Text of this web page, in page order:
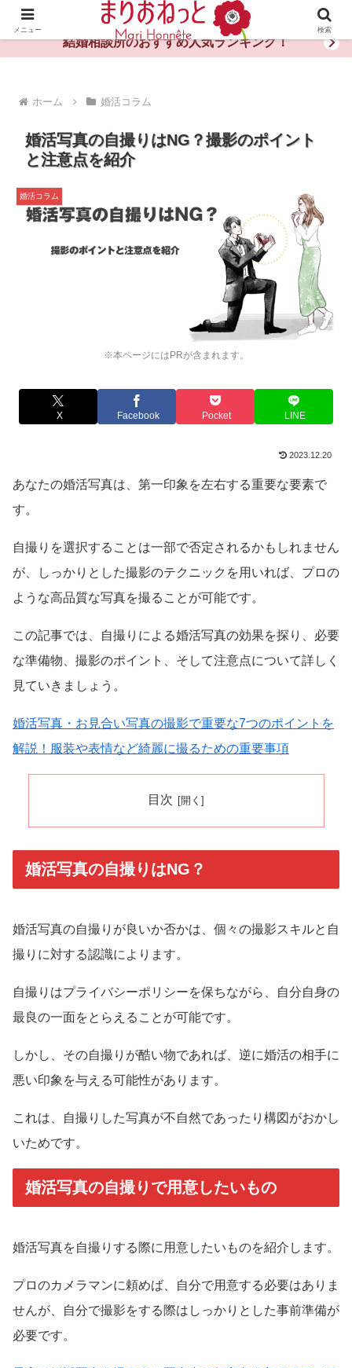
婚活や出会いの体験談・評判・秘訣がわかる情報サイト
結婚相談所のおすすめ人気ランキング！
ホーム 婚活コラム
婚活写真の自撮りはNG？撮影のポイント
と注意点を紹介
※本ページにはPRが含まれます。
婚活コラム
X Facebook Pocket LINE
2023.12.20
あなたの婚活写真は、第一印象を左右する重要な要素で
す。
自撮りを選択することは一部で否定されるかもしれません
が、しっかりとした撮影のテクニックを用いれば、プロの
ような高品質な写真を撮ることが可能です。
この記事では、自撮りによる婚活写真の効果を探り、必要
な準備物、撮影のポイント、そして注意点について詳しく
見ていきましょう。
婚活写真・お見合い写真の撮影で重要な7つのポイントを
解説！服装や表情など綺麗に撮るための重要事項
目次
婚活写真の自撮りはNG？
婚活写真の自撮りが良いか否かは、個々の撮影スキルと自
撮りに対する認識によります。
自撮りはプライバシーポリシーを保ちながら、自分自身の
最良の一面をとらえることが可能です。
しかし、その自撮りが酷い物であれば、逆に婚活の相手に
悪い印象を与える可能性があります。
これは、自撮りした写真が不自然であったり構図がおかし
いためです。
婚活写真の自撮りで用意したいもの
婚活写真を自撮りする際に用意したいものを紹介します。
プロのカメラマンに頼めば、自分で用意する必要はありま
せんが、自分で撮影をする際はしっかりとした事前準備が
必要です。
メニュー 検索